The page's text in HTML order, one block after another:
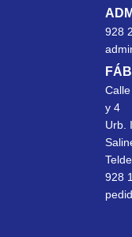
928
y 4
Urb.
Telde
928